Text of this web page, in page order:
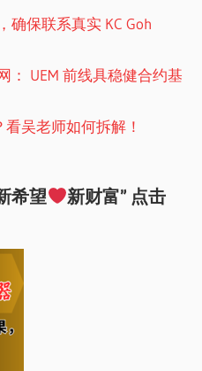
确保联系真实 KC Goh
： UEM 前线具稳健合约基
看吴老师如何拆解！
希望
新财富” 点击